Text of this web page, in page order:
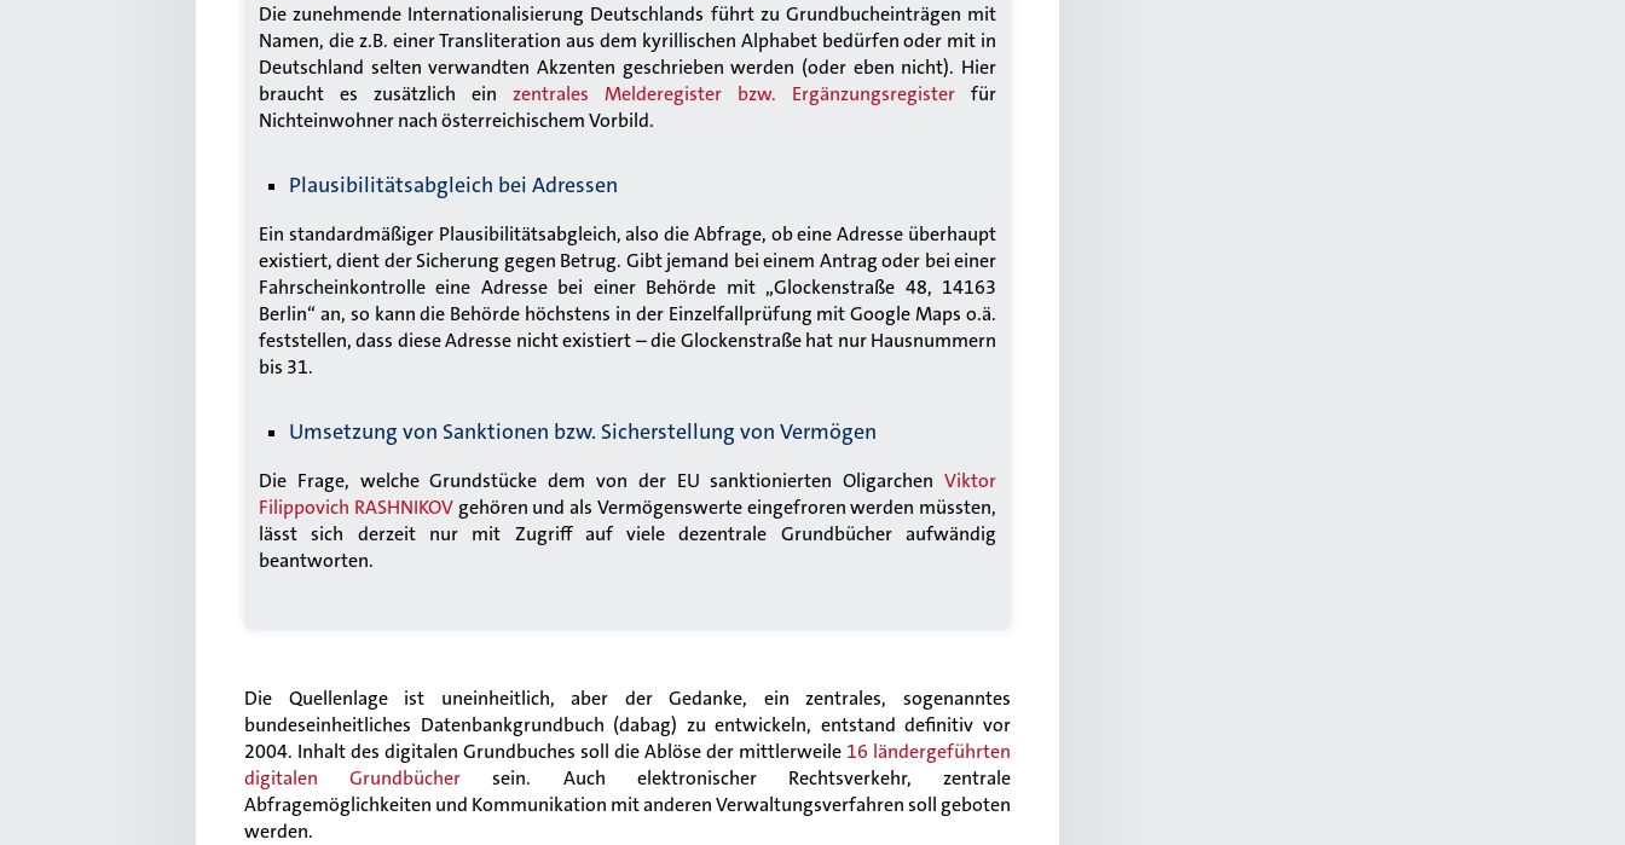
Die zunehmende Internationalisierung Deutschlands führt zu Grundbucheinträgen mit
Namen, die z.B. einer Transliteration aus dem kyrillischen Alphabet bedürfen oder mit in
Deutschland selten verwandten Akzenten geschrieben werden (oder eben nicht). Hier
braucht es zusätzlich ein zentrales Melderegister bzw. Ergänzungsregister für
Nichteinwohner nach österreichischem Vorbild.
Plausibilitätsabgleich bei Adressen
Ein standardmäßiger Plausibilitätsabgleich, also die Abfrage, ob eine Adresse überhaupt
existiert, dient der Sicherung gegen Betrug. Gibt jemand bei einem Antrag oder bei einer
Fahrscheinkontrolle eine Adresse bei einer Behörde mit „Glockenstraße 48, 14163
Berlin“ an, so kann die Behörde höchstens in der Einzelfallprüfung mit Google Maps o.ä.
feststellen, dass diese Adresse nicht existiert – die Glockenstraße hat nur Hausnummern
bis 31.
Umsetzung von Sanktionen bzw. Sicherstellung von Vermögen
Die Frage, welche Grundstücke dem von der EU sanktionierten Oligarchen Viktor
Filippovich RASHNIKOVgehören und als Vermögenswerte eingefroren werden müssten,
lässt sich derzeit nur mit Zugriff auf viele dezentrale Grundbücher aufwändig
beantworten.
Die Quellenlage ist uneinheitlich, aber der Gedanke, ein zentrales, sogenanntes
bundeseinheitliches Datenbankgrundbuch (dabag) zu entwickeln, entstand definitiv vor
2004. Inhalt des digitalen Grundbuches soll die Ablöse der mittlerweile 16 ländergeführten
digitalen Grundbücher sein. Auch elektronischer Rechtsverkehr, zentrale
Abfragemöglichkeiten und Kommunikation mit anderen Verwaltungsverfahren soll geboten
werden.